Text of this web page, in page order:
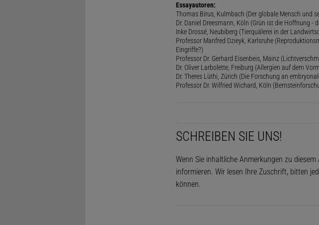
Essayautoren:
Thomas Birus, Kulmbach (Der globale Mensch und
Dr. Daniel Dreesmann, Köln (Grün ist die Hoffnung -
Inke Drossé, Neubiberg (Tierquälerei in der
Professor Manfred Dzieyk, Karlsruhe
Eingriffe?)
Professor Dr. Gerhard Eisenbeis, Mainz
Dr. Oliver Larbolette, Freiburg (Allergien auf dem
Dr. Theres Lüthi, Zürich (Die Forschung an
Professor Dr. Wilfried Wichard, Köln
SCHREIBEN SIE UNS!
Wenn Sie inhaltliche Anmerkungen zu
informieren. Wir lesen Ihre Zuschrift, bitten
können.